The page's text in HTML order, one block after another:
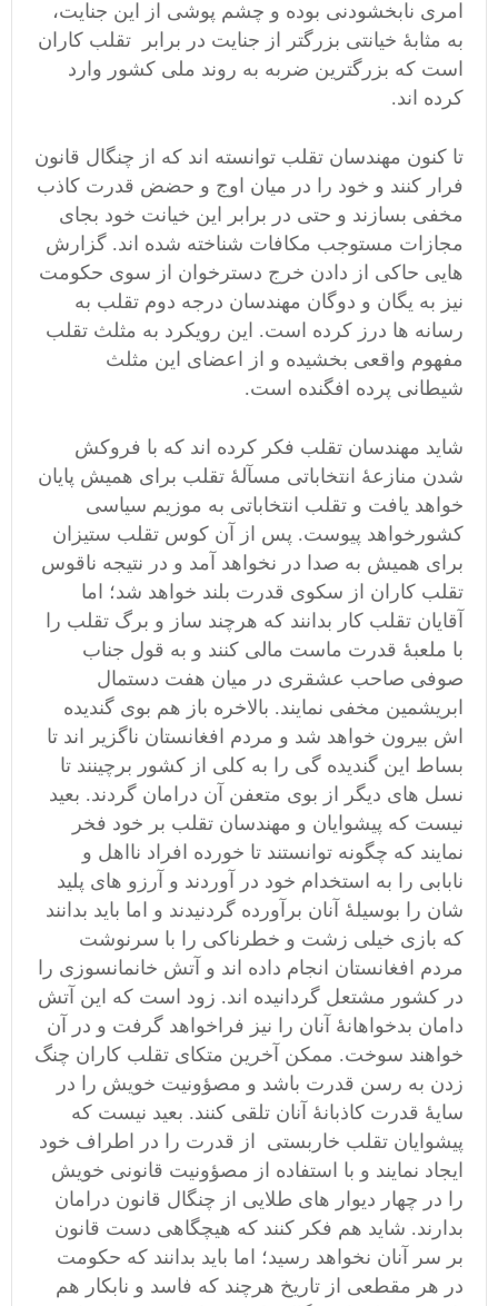
امری نابخشودنی بوده و چشم پوشی از این جنایت،
به مثابۀ خیانتی بزرگتر از جنایت در برابر تقلب کاران
است که بزرگترین ضربه به روند ملی کشور وارد
کرده اند.
تا کنون مهندسان تقلب توانسته اند که از چنگال قانون
فرار کنند و خود را در میان اوج و حضض قدرت کاذب
مخفی بسازند و حتی در برابر این خیانت خود بجای
مجازات مستوجب مکافات شناخته شده اند. گزارش
هایی حاکی از دادن خرج دسترخوان از سوی حکومت
نیز به یگان و دوگان مهندسان درجه دوم تقلب به
رسانه ها درز کرده است. این رویکرد به مثلث تقلب
مفهوم واقعی بخشیده و از اعضای این مثلث
شیطانی پرده افگنده است.
شاید مهندسان تقلب فکر کرده اند که با فروکش
شدن منازعۀ انتخاباتی مسآلۀ تقلب برای همیش پایان
خواهد یافت و تقلب انتخاباتی به موزیم سیاسی
کشورخواهد پیوست. پس از آن کوس تقلب ستیزان
برای همیش به صدا در نخواهد آمد و در نتیجه ناقوس
تقلب کاران از سکوی قدرت بلند خواهد شد؛ اما
آقایان تقلب کار بدانند که هرچند ساز و برگ تقلب را
با ملعبۀ قدرت ماست مالی کنند و به قول جناب
صوفی صاحب عشقری در میان هفت دستمال
ابریشمین مخفی نمایند. بالاخره باز هم بوی گندیده
اش بیرون خواهد شد و مردم افغانستان ناگزیر اند تا
بساط این گندیده گی را به کلی از کشور برچینند تا
نسل های دیگر از بوی متعفن آن درامان گردند. بعید
نیست که پیشوایان و مهندسان تقلب بر خود فخر
نمایند که چگونه توانستند تا خورده افراد نااهل و
نابابی را به استخدام خود در آوردند و آرزو های پلید
شان را بوسیلۀ آنان برآورده گردنیدند و اما باید بدانند
که بازی خیلی زشت و خطرناکی را با سرنوشت
مردم افغانستان انجام داده اند و آتش خانمانسوزی را
در کشور مشتعل گردانیده اند. زود است که این آتش
دامان بدخواهانۀ آنان را نیز فراخواهد گرفت و در آن
خواهند سوخت. ممکن آخرین متکای تقلب کاران چنگ
زدن به رسن قدرت باشد و مصؤونیت خویش را در
سایۀ قدرت کاذبانۀ آنان تلقی کنند. بعید نیست که
پیشوایان تقلب خاربستی از قدرت را در اطراف خود
ایجاد نمایند و با استفاده از مصؤونیت قانونی خویش
را در چهار دیوار های طلایی از چنگال قانون درامان
بدارند. شاید هم فکر کنند که هیچگاهی دست قانون
بر سر آنان نخواهد رسید؛ اما باید بدانند که حکومت
در هر مقطعی از تاریخ هرچند که فاسد و نابکار هم